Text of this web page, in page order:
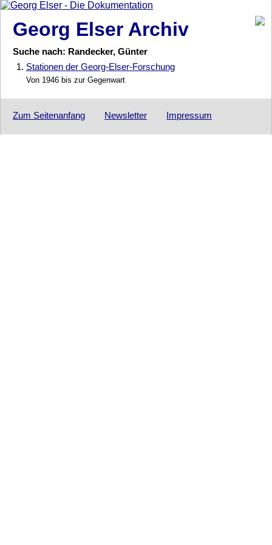
Georg Elser Archiv
Suche nach: Randecker, Günter
1. Stationen der Georg-Elser-Forschung
Von 1946 bis zur Gegenwart
Zum Seitenanfang Newsletter Impressum